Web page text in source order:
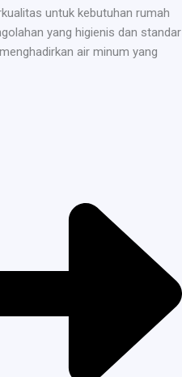
untuk kebutuhan rumah
yang higienis dan standar
air minum yang